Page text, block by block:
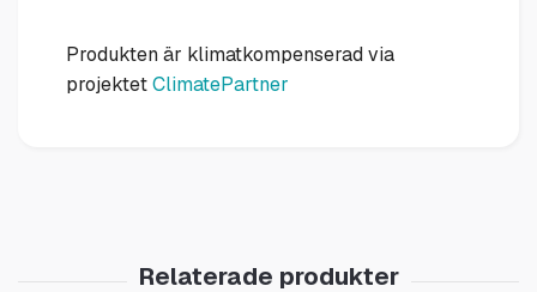
Produkten är klimatkompenserad via
projektetClimatePartner